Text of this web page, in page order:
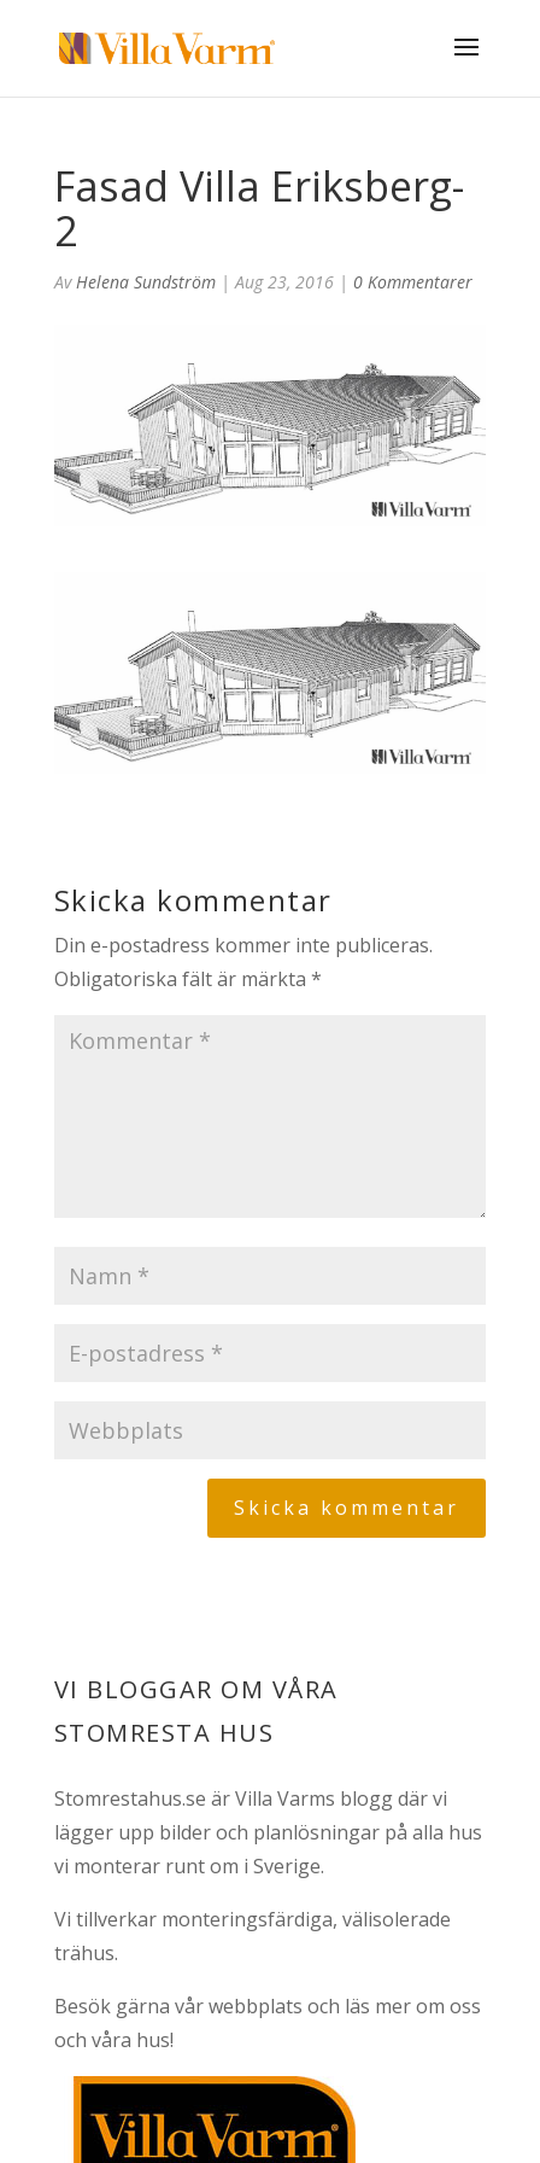
Fasad Villa Eriksberg-
2
AvHelena Sundström|Aug 23, 2016| 0 Kommentarer
Skicka kommentar
Din e-postadress kommer inte publiceras.
Obligatoriska fält är märkta *
VI BLOGGAR OM VÅRA
STOMRESTA HUS
Stomrestahus.se är Villa Varms blogg där vi
lägger upp bilder och planlösningar på alla hus
vi monterar runt om i Sverige.
Vi tillverkar monteringsfärdiga, välisolerade
trähus.
Besök gärna vår webbplats och läs mer om oss
och våra hus!